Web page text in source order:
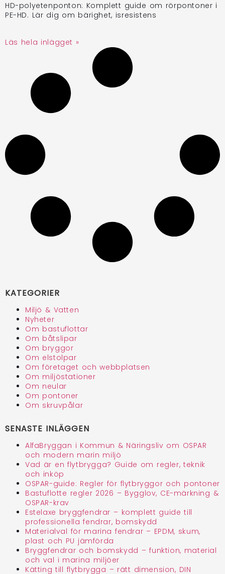
HD-polyetenponton: Komplett guide om rörpontoner i
PE-HD. Lär dig om bärighet, isresistens
Läs hela inlägget »
KATEGORIER
Miljö & Vatten
Nyheter
Om bastuflottar
Om båtslipar
Om bryggor
Om elstolpar
Om företaget och webbplatsen
Om miljöstationer
Om neular
Om pontoner
Om skruvpålar
SENASTE INLÄGGEN
AlfaBryggan i Kommun & Näringsliv om OSPAR
och modern marin miljö
Vad är en flytbrygga? Guide om regler, teknik
och inköp
OSPAR-guide: Regler för flytbryggor och pontoner
Bastuflotte regler 2026 – Bygglov, CE-märkning &
OSPAR-krav
Estelaxe bryggfendrar – komplett guide till
professionella fendrar, bomskydd
Materialval för marina fendrar – EPDM, skum,
plast och PU jämförda
Bryggfendrar och bomskydd – funktion, material
och val i marina miljöer
Kätting till flytbrygga – rätt dimension, DIN